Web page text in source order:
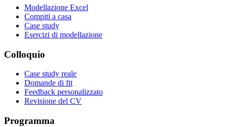
Modellazione Excel
Compiti a casa
Case study
Esercizi di modellazione
Colloquio
Case study reale
Domande di fit
Feedback personalizzato
Revisione del CV
Programma